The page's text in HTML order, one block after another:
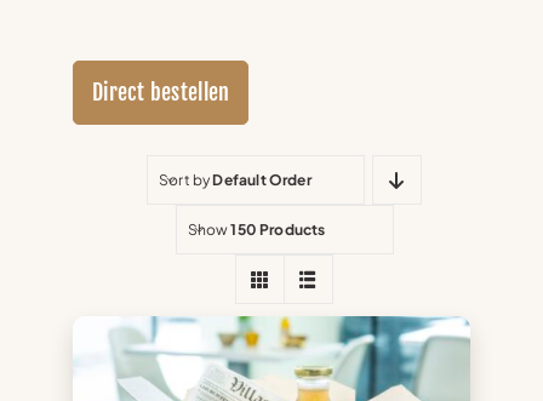
Direct bestellen
Sort byDefault Order
Show150 Products